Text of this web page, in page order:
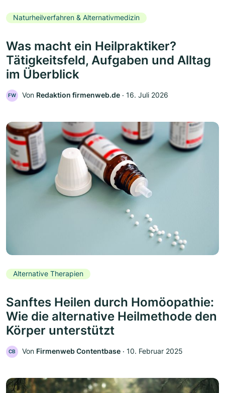
Naturheilverfahren & Alternativmedizin
Was macht ein Heilpraktiker?
Tätigkeitsfeld, Aufgaben und Alltag
im Überblick
FW Von Redaktion firmenweb.de ‧ 16. Juli 2026
Alternative Therapien
Sanftes Heilen durch Homöopathie:
Wie die alternative Heilmethode den
Körper unterstützt
CB Von Firmenweb Contentbase ‧ 10. Februar 2025